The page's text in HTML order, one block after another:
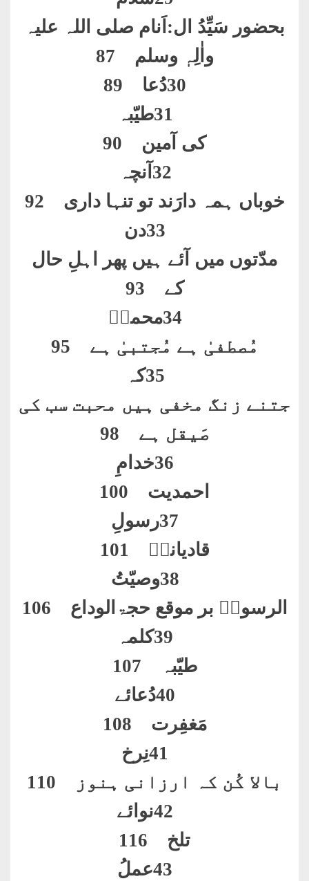
بحضور سَیِّدُ ال:اَنام صلی اللہ علیہ
واٰلِہٖ وسلم 87
30دُعا 89
31طیّبہ
کی آمین 90
32 آنچہ
خوباں ہمہ دارَند تو تنہا داری 92
33دن
مدّتوں میں آئے ہیں پھر اہلِ حال
کے 93
34محمدؐ
مُصطفیٰ ہے مُجتبیٰ ہے 95
35کہ
جتنے زنگ مخفی ہیں محبت سب کی
صَیقل ہے 98
36خدامِ
احمدیت 100
37رسولِ
قادیانیؑ 101
38وصیّتُ
الرسولؐ بر موقع حجۃالوداع 106
39کلمہ
طیّبہ 107
40دُعائے
مَغفِرت 108
41نِرخ
بالا کُن کہ ارزانی ہنوز 110
42نوائے
تلخ 116
43عملُ